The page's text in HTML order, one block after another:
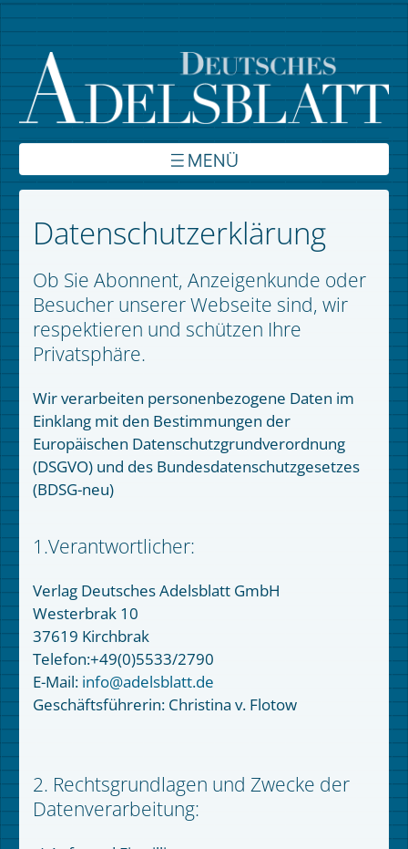
Über uns
Inhalte
Verbände
Autoren
Datenschutzerklärung
Ob Sie Abonnent, Anzeigenkunde oder
Besucher unserer Webseite sind, wir
respektieren und schützen Ihre
Privatsphäre.
Wir verarbeiten personenbezogene Daten im
Einklang mit den Bestimmungen der
Europäischen Datenschutzgrundverordnung
(DSGVO) und des Bundesdatenschutzgesetzes
(BDSG-neu)
1.Verantwortlicher:
Verlag Deutsches Adelsblatt GmbH
Westerbrak 10
37619 Kirchbrak
Telefon:+49(0)5533/2790
E-Mail: info@adelsblatt.de
Geschäftsführerin: Christina v. Flotow
2. Rechtsgrundlagen und Zwecke der
Datenverarbeitung: